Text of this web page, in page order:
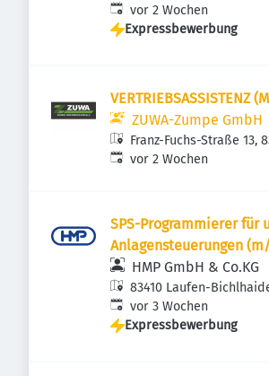
Deutschland
Veröffentlicht:
vor 2 Wochen
Expressbewerbung
VERTRIEBSASSISTENZ
ZUWA-Zumpe GmbH
Franz-Fuchs-Straße 13,
Deutschland
Veröffentlicht:
vor 2 Wochen
SPS-Programmierer für
Anlagensteuerungen
HMP GmbH & Co.KG
83410 Laufen-
Deutschland
Veröffentlicht:
vor 3 Wochen
Expressbewerbung